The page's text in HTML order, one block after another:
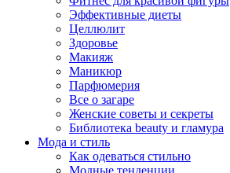
Эффективные диеты
Целлюлит
Здоровье
Макияж
Маникюр
Парфюмерия
Все о загаре
Женские советы и секреты
Библиотека beauty и гламура
Мода и стиль
Как одеваться стильно